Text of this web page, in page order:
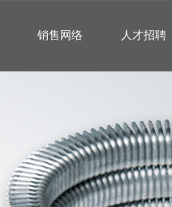
销售网络 人才招聘